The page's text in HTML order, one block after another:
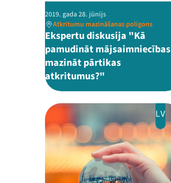
2019. gada 28. jūnijs
Atkritumu mazināšanas poligons
Ekspertu diskusija "Kā
pamudināt mājsaimniecības
mazināt pārtikas
atkritumus?"
LV